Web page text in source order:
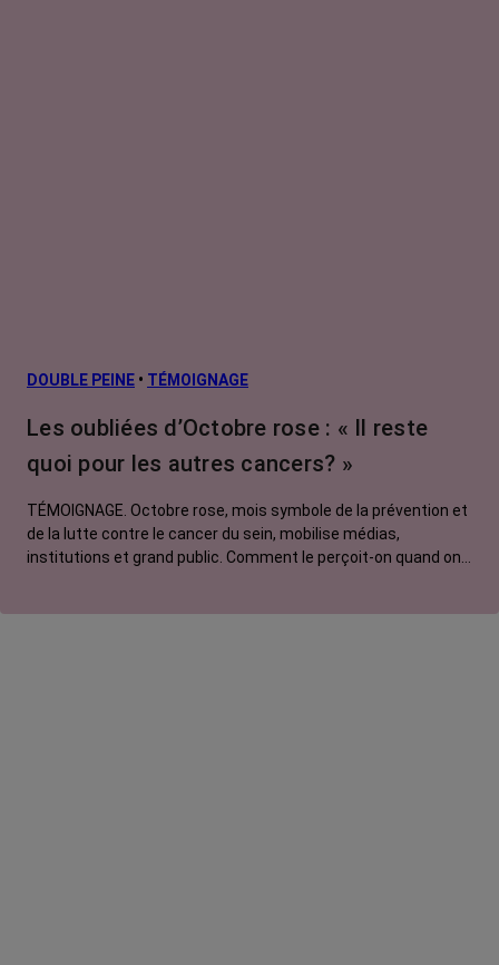
DOUBLE PEINE • TÉMOIGNAGE
Les oubliées d’Octobre rose : « Il reste
quoi pour les autres cancers? »
TÉMOIGNAGE. Octobre rose, mois symbole de la prévention et
de la lutte contre le cancer du sein, mobilise médias,
institutions et grand public. Comment le perçoit-on quand on